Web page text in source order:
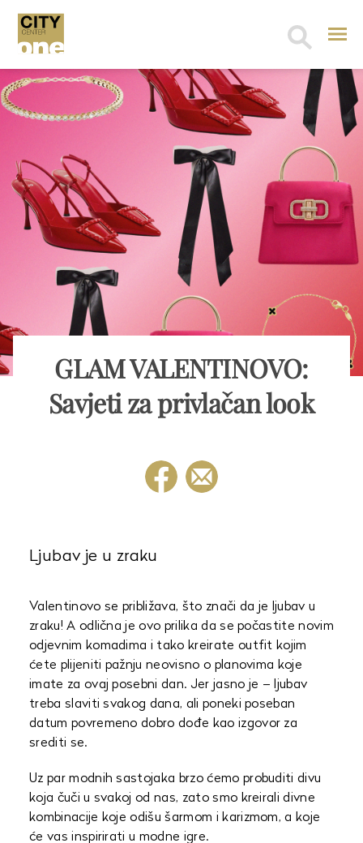
Search
GLAM VALENTINOVO:
Savjeti za privlačan look
Ljubav je u zraku
Valentinovo se približava, što znači da je ljubav u
zraku! A odlična je ovo prilika da se počastite novim
odjevnim komadima i tako kreirate outfit kojim
ćete plijeniti pažnju neovisno o planovima koje
imate za ovaj posebni dan. Jer jasno je – ljubav
treba slaviti svakog dana, ali poneki poseban
datum povremeno dobro dođe kao izgovor za
srediti se.
Uz par modnih sastojaka brzo ćemo probuditi divu
koja čuči u svakoj od nas, zato smo kreirali divne
kombinacije koje odišu šarmom i karizmom, a koje
će vas inspirirati u modne igre.